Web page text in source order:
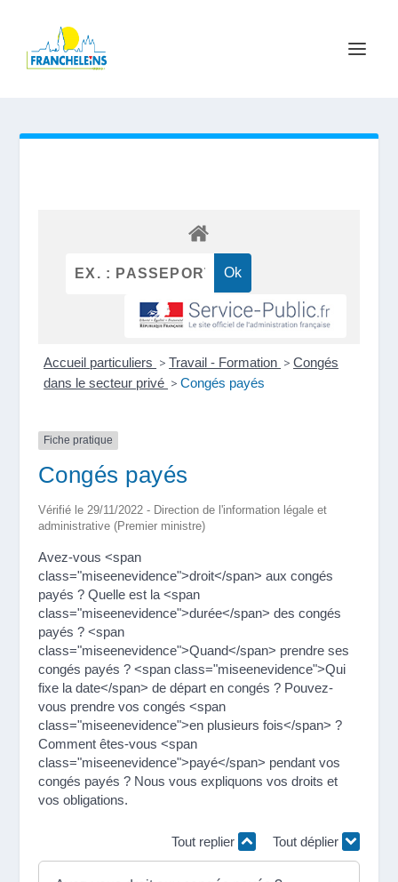
Accueil particuliers > Travail - Formation > Congés
dans le secteur privé > Congés payés
Fiche pratique
Congés payés
Vérifié le 29/11/2022 - Direction de l'information légale et
administrative (Premier ministre)
Avez-vous <span
class="miseenevidence">droit</span> aux congés
payés ? Quelle est la <span
class="miseenevidence">durée</span> des congés
payés ? <span
class="miseenevidence">Quand</span> prendre ses
congés payés ? <span class="miseenevidence">Qui
fixe la date</span> de départ en congés ? Pouvez-
vous prendre vos congés <span
class="miseenevidence">en plusieurs fois</span> ?
Comment êtes-vous <span
class="miseenevidence">payé</span> pendant vos
congés payés ? Nous vous expliquons vos droits et
vos obligations.
Tout replier Tout déplier